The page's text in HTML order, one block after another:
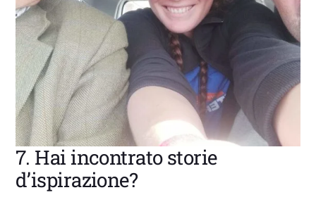
7. Hai incontrato storie
d’ispirazione?